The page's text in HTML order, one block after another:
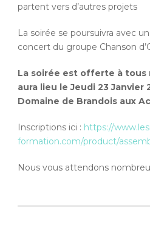
partent vers d’autres projets
La soirée se poursuivra avec
concert du groupe Chanson
La soirée est offerte à tous
aura lieu le Jeudi 23 Janvier
Domaine de Brandois aux
Inscriptions ici : https://
formation.com/product/
Nous vous attendons